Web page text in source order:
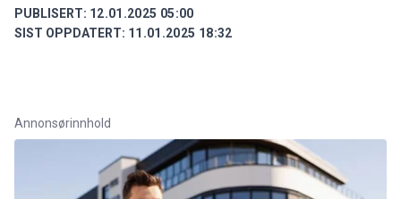
PUBLISERT: 12.01.2025 05:00
SIST OPPDATERT: 11.01.2025 18:32
Annonsørinnhold